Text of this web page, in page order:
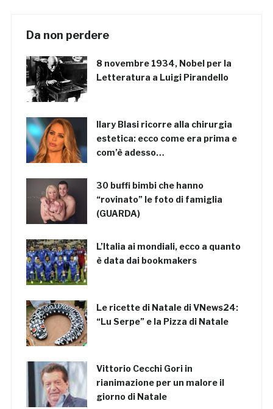
Da non perdere
8 novembre 1934, Nobel per la
Letteratura a Luigi Pirandello
Ilary Blasi ricorre alla chirurgia
estetica: ecco come era prima e
com’è adesso…
30 buffi bimbi che hanno
“rovinato” le foto di famiglia
(GUARDA)
L’Italia ai mondiali, ecco a quanto
è data dai bookmakers
Le ricette di Natale di VNews24:
“Lu Serpe” e la Pizza di Natale
Vittorio Cecchi Gori in
rianimazione per un malore il
giorno di Natale